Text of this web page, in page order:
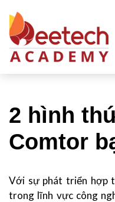
2 hình
Comtor
Với sự phát triển hợp
trong lĩnh vực công